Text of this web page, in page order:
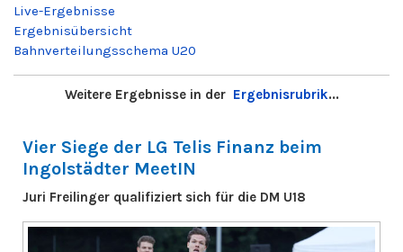
Live-Ergebnisse
Ergebnisübersicht
Bahnverteilungsschema U20
Weitere Ergebnisse in der Ergebnisrubrik...
Vier Siege der LG Telis Finanz beim
Ingolstädter MeetIN
Juri Freilinger qualifiziert sich für die DM U18